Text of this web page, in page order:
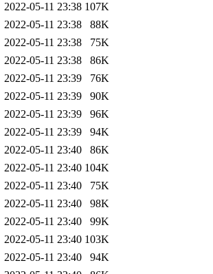
2022-05-11 23:38 107K
2022-05-11 23:38
88K
2022-05-11 23:38
75K
2022-05-11 23:38
86K
2022-05-11 23:39
76K
2022-05-11 23:39
90K
2022-05-11 23:39
96K
2022-05-11 23:39
94K
2022-05-11 23:40
86K
2022-05-11 23:40 104K
2022-05-11 23:40
75K
2022-05-11 23:40
98K
2022-05-11 23:40
99K
2022-05-11 23:40 103K
2022-05-11 23:40
94K